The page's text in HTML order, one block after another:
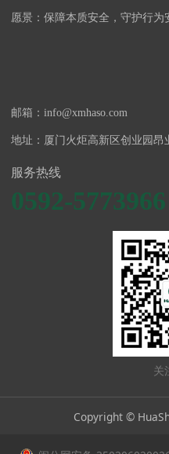
愿景：保障本质安全，守护行为
邮箱：info@xmhaso.com
地址：厦门火炬高新区创业园昂
服务热线
0592-5773966
关
Copyright ©